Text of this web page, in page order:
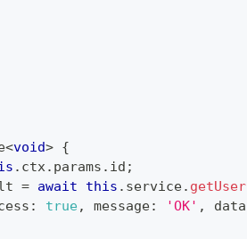
<void> {
. ctx. params . id ;
= await this . service. getUser
: true, message: 'OK' , data